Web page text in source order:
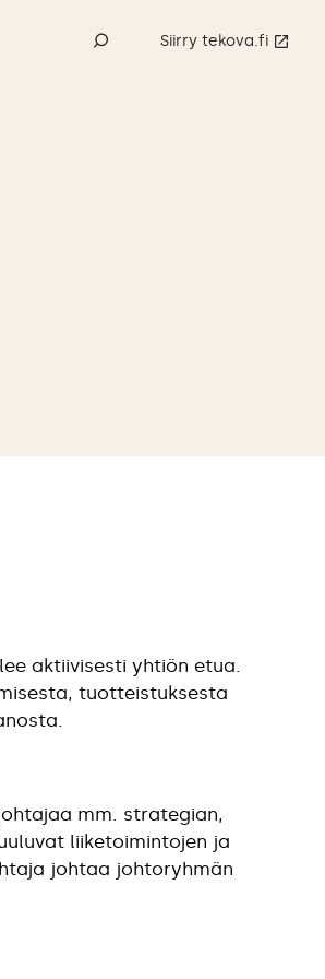
Siirry tekova.fi
aktiivisesti yhtiön etua.
tuotteistuksesta
mm. strategian,
liiketoimintojen ja
johtaa johtoryhmän